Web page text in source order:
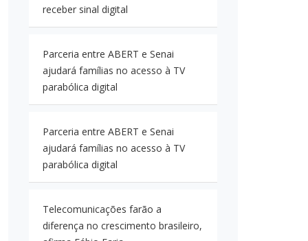
receber sinal digital
Parceria entre ABERT e Senai
ajudará famílias no acesso à TV
parabólica digital
Parceria entre ABERT e Senai
ajudará famílias no acesso à TV
parabólica digital
Telecomunicações farão a
diferença no crescimento brasileiro,